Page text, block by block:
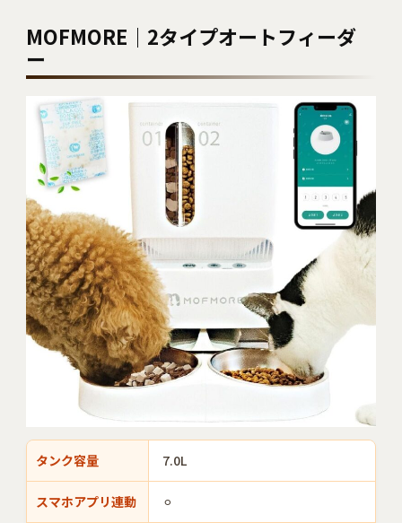
MOFMORE｜2タイプオートフィーダ
ー
タンク容量 7.0L
スマホアプリ連動 ⚪︎